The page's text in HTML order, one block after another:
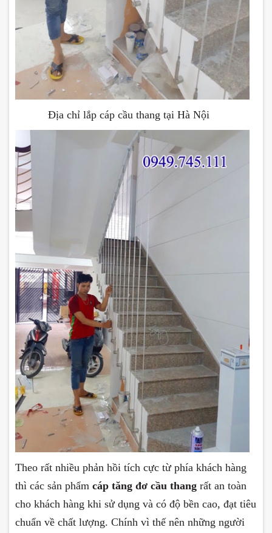
Địa chỉ lắp cáp cầu thang tại Hà Nội
Theo rất nhiều phản hồi tích cực từ phía khách hàng
thì các sản phẩm cáp tăng đơ cầu thang rất an toàn
cho khách hàng khi sử dụng và có độ bền cao, đạt tiêu
chuẩn về chất lượng. Chính vì thế nên những người